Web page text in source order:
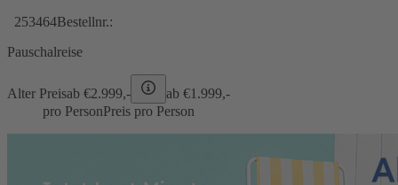
253464Bestellnr.:
Pauschalreise
Alter Preisab €2.999,- ab €1.999,-
pro PersonPreis pro Person